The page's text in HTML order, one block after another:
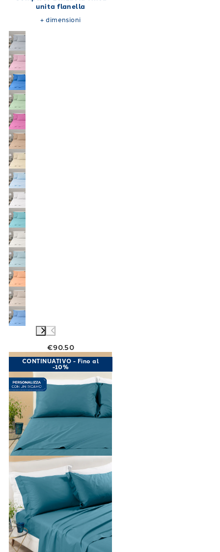
unita flanella
€90.50
+dimensioni
Link to "Completo Lenzuola Matrimoniale
CONTINUATIVO - Fino al
-10%